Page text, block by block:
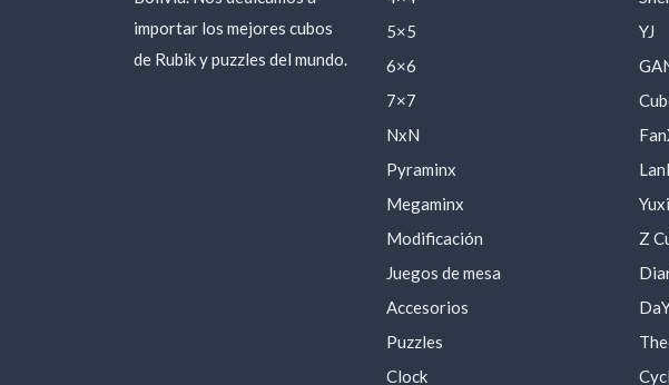
importar los mejores cubos
de Rubik y puzzles del mundo.
5×5
6×6
7×7
NxN
Pyraminx
Megaminx
Modificación
Juegos de mesa
Accesorios
Puzzles
Clock
YJ
Z